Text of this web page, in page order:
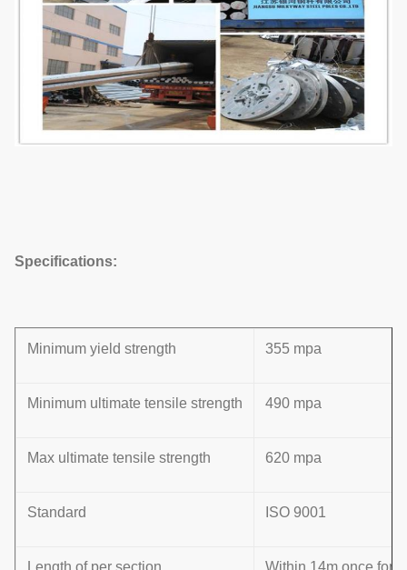
Specifications:
Minimum yield strength 355 mpa
Minimum ultimate tensile strength 490 mpa
Max ultimate tensile strength 620 mpa
Standard ISO 9001
Length of per section Within 14m once